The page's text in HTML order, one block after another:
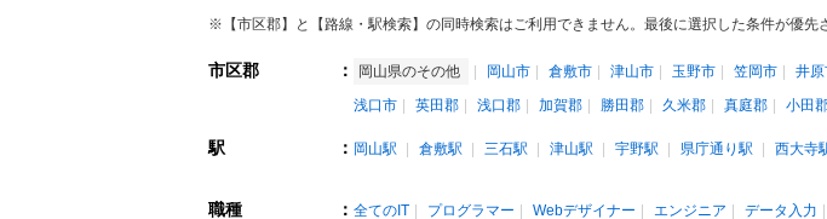
※【市区郡】と【路線・駅検索】の同時検索はご利用できません。最後に選択した条件が優先
市区郡 ： 岡山県のその他 岡山市 倉敷市 津山市 玉野市 笠岡市 井
浅口市
英田郡 浅口郡 加賀郡 勝田郡 久米郡 真庭郡 小田
駅 ： 岡山駅 倉敷駅 三石駅 津山駅 宇野駅 県庁通り駅 西大寺
職種 ： 全てのIT プログラマー Webデザイナー エンジニア データ入力